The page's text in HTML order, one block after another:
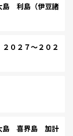
利島（伊豆諸
０２７～２０２
島 喜界島 加計